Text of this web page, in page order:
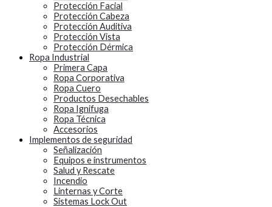
Protección Facial
Protección Cabeza
Protección Auditiva
Protección Vista
Protección Dérmica
Ropa Industrial
Primera Capa
Ropa Corporativa
Ropa Cuero
Productos Desechables
Ropa Ignifuga
Ropa Técnica
Accesorios
Implementos de seguridad
Señalización
Equipos e instrumentos
Salud y Rescate
Incendio
Linternas y Corte
Sistemas Lock Out